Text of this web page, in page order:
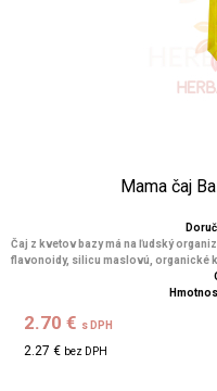
Mama čaj
Čaj z kvetov bazy má na ľudský
flavonoidy, silicu maslovú, organické
2.70 € s DPH
2.27 € bez DPH